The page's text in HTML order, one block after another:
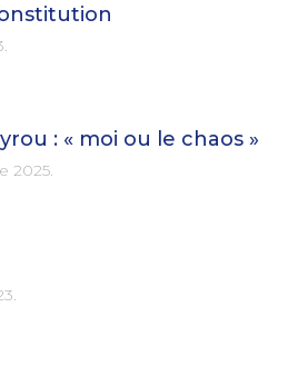
.
: « moi ou le chaos »
2025.
.